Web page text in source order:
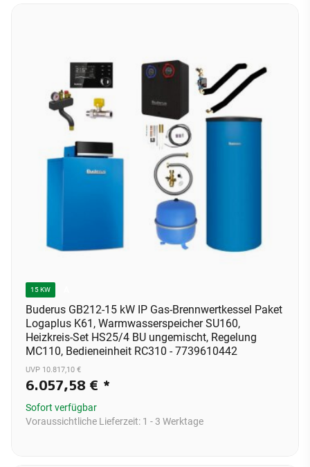
15 KW
Buderus GB212-15 kW IP Gas-Brennwertkessel Paket
Logaplus K61, Warmwasserspeicher SU160,
Heizkreis-Set HS25/4 BU ungemischt, Regelung
MC110, Bedieneinheit RC310 - 7739610442
UVP 10.817,10 €
6.057,58 € *
Sofort verfügbar
Voraussichtliche Lieferzeit: 1 - 3 Werktage